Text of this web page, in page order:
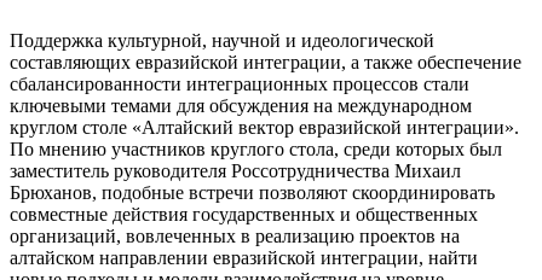
Поддержка культурной, научной и идеологической
составляющих евразийской интеграции, а также обеспечение
сбалансированности интеграционных процессов стали
ключевыми темами для обсуждения на международном
круглом столе «Алтайский вектор евразийской интеграции».
По мнению участников круглого стола, среди которых был
заместитель руководителя Россотрудничества Михаил
Брюханов, подобные встречи позволяют скоординировать
совместные действия государственных и общественных
организаций, вовлеченных в реализацию проектов на
алтайском направлении евразийской интеграции, найти